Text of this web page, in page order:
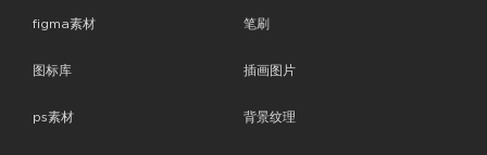
figma素材
图标库
ps素材
笔刷
插画图片
背景纹理